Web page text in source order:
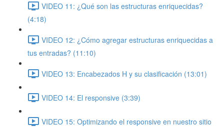
VIDEO 11: ¿Qué son las estructuras enriquecidas?
(4:18)
VIDEO 12: ¿Cómo agregar estructuras enriquecidas a
tus entradas? (11:10)
VIDEO 13: Encabezados H y su clasificación (13:01)
VIDEO 14: El responsive (3:39)
VIDEO 15: Optimizando el responsive en nuestro sitio